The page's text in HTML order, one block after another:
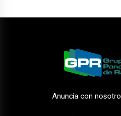
Anuncia con